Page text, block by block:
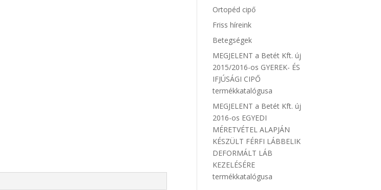
Ortopéd cipő
Friss híreink
Betegségek
MEGJELENT a Betét Kft. új
2015/2016-os GYEREK- ÉS
IFJÚSÁGI CIPŐ
termékkatalógusa
MEGJELENT a Betét Kft. új
2016-os EGYEDI
MÉRETVÉTEL ALAPJÁN
KÉSZÜLT FÉRFI LÁBBELIK
DEFORMÁLT LÁB
KEZELÉSÉRE
termékkatalógusa